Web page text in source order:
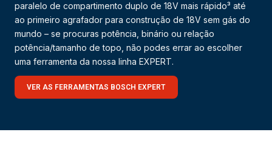
paralelo de compartimento duplo de 18V mais rápido³ até
ao primeiro agrafador para construção de 18V sem gás do
mundo – se procuras potência, binário ou relação
potência/tamanho de topo, não podes errar ao escolher
uma ferramenta da nossa linha EXPERT.
VER AS FERRAMENTAS BOSCH EXPERT